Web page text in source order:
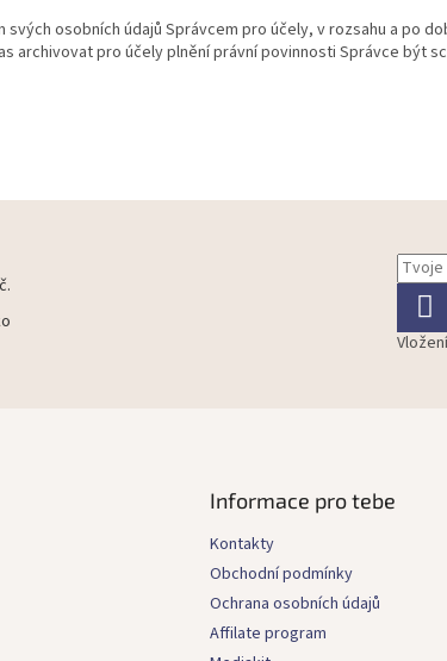
osobních údajů Správcem pro účely, v rozsahu a po
archivovat pro účely plnění právní povinnosti Správce být
Informace pro tebe
Kontakty
Obchodní podmínky
Ochrana osobních údajů
Affilate program